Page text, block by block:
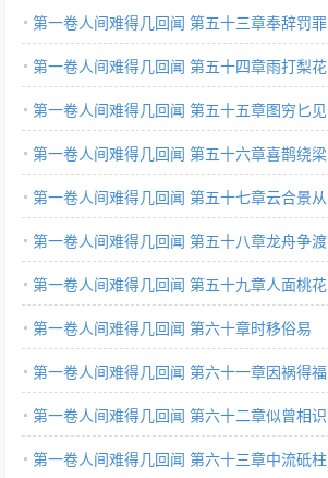
第一卷人间难得几回闻 第五十三章奉辞罚罪
第一卷人间难得几回闻 第五十四章雨打梨花
第一卷人间难得几回闻 第五十五章图穷匕见
第一卷人间难得几回闻 第五十六章喜鹊绕梁
第一卷人间难得几回闻 第五十七章云合景从
第一卷人间难得几回闻 第五十八章龙舟争渡
第一卷人间难得几回闻 第五十九章人面桃花
第一卷人间难得几回闻 第六十章时移俗易
第一卷人间难得几回闻 第六十一章因祸得福
第一卷人间难得几回闻 第六十二章似曾相识
第一卷人间难得几回闻 第六十三章中流砥柱